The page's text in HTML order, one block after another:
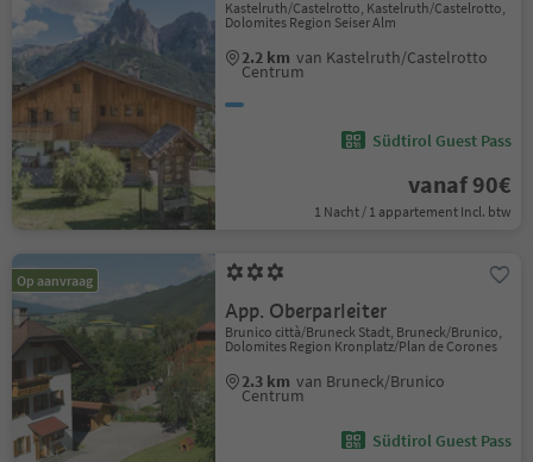
Kastelruth/Castelrotto, Kastelruth/Castelrotto,
Dolomites Region Seiser Alm
2.2 km van Kastelruth/Castelrotto
Centrum
Südtirol Guest Pass
vanaf 90€
1 Nacht / 1 appartement Incl. btw
Op aanvraag
App. Oberparleiter
Brunico città/Bruneck Stadt, Bruneck/Brunico,
Dolomites Region Kronplatz/Plan de Corones
2.3 km van Bruneck/Brunico
Centrum
Südtirol Guest Pass